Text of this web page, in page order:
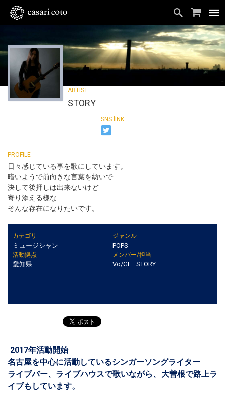
STORY
日々感じている事を歌にしています。
暗いようで前向きな言葉を紡いで
決して後押しは出来ないけど
寄り添える様な
そんな存在になりたいです。
カテゴリ
ミュージシャン
ジャンル
POPS
活動拠点
愛知県
メンバー/担当
Vo/Gt STORY
2017年活動開始
名古屋を中心に活動しているシンガーソングライター
ライブバー、ライブハウスで歌いながら、大曽根で路上ラ
イブもしています。